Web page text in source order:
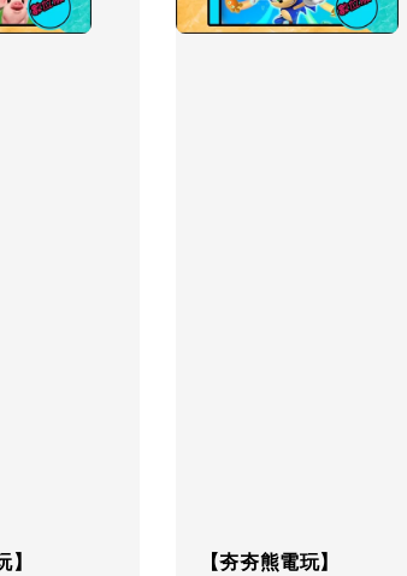
】
【夯夯熊電玩】